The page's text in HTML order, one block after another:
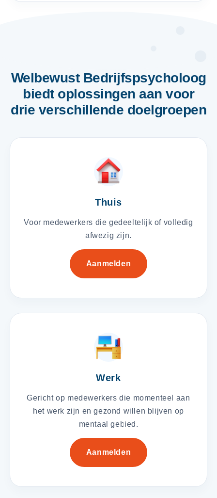
Welbewust Bedrijfspsycholoog
biedt oplossingen aan voor
drie verschillende doelgroepen
Thuis
Voor medewerkers die gedeeltelijk of volledig
afwezig zijn.
Aanmelden
Werk
Gericht op medewerkers die momenteel aan
het werk zijn en gezond willen blijven op
mentaal gebied.
Aanmelden